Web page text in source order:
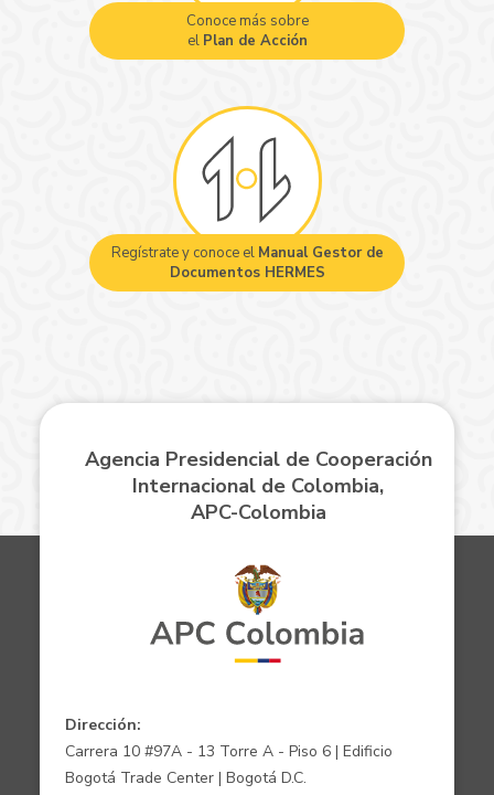
Conoce más sobre
el Plan de Acción
Regístrate y conoce el Manual Gestor de
Documentos HERMES
Agencia Presidencial de Cooperación
Internacional de Colombia,
APC-Colombia
Dirección:
Carrera 10 #97A - 13 Torre A - Piso 6 | Edificio
Bogotá Trade Center | Bogotá D.C.